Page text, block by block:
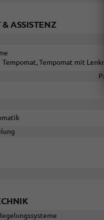
& ASSISTENZ
Tempomat, Tempomat mit